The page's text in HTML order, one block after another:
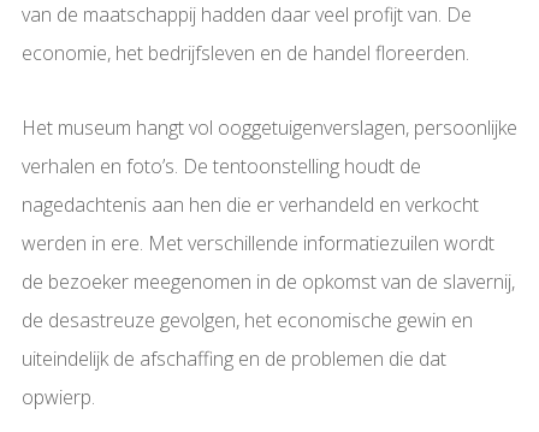
van de maatschappij hadden daar veel profijt van. De
economie, het bedrijfsleven en de handel floreerden.
Het museum hangt vol ooggetuigenverslagen, persoonlijke
verhalen en foto’s. De tentoonstelling houdt de
nagedachtenis aan hen die er verhandeld en verkocht
werden in ere. Met verschillende informatiezuilen wordt
de bezoeker meegenomen in de opkomst van de slavernij,
de desastreuze gevolgen, het economische gewin en
uiteindelijk de afschaffing en de problemen die dat
opwierp.